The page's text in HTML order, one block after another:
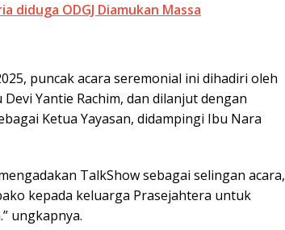
diduga ODGJ Diamukan Massa
puncak acara seremonial ini dihadiri oleh
Yantie Rachim, dan dilanjut dengan
Ketua Yayasan, didampingi Ibu Nara
TalkShow sebagai selingan acara,
kepada keluarga Prasejahtera untuk
ungkapnya.